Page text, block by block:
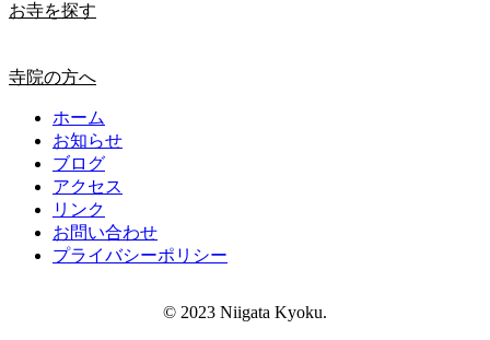
お寺を探す
寺院の方へ
ホーム
お知らせ
ブログ
アクセス
リンク
お問い合わせ
プライバシーポリシー
© 2023 Niigata Kyoku.